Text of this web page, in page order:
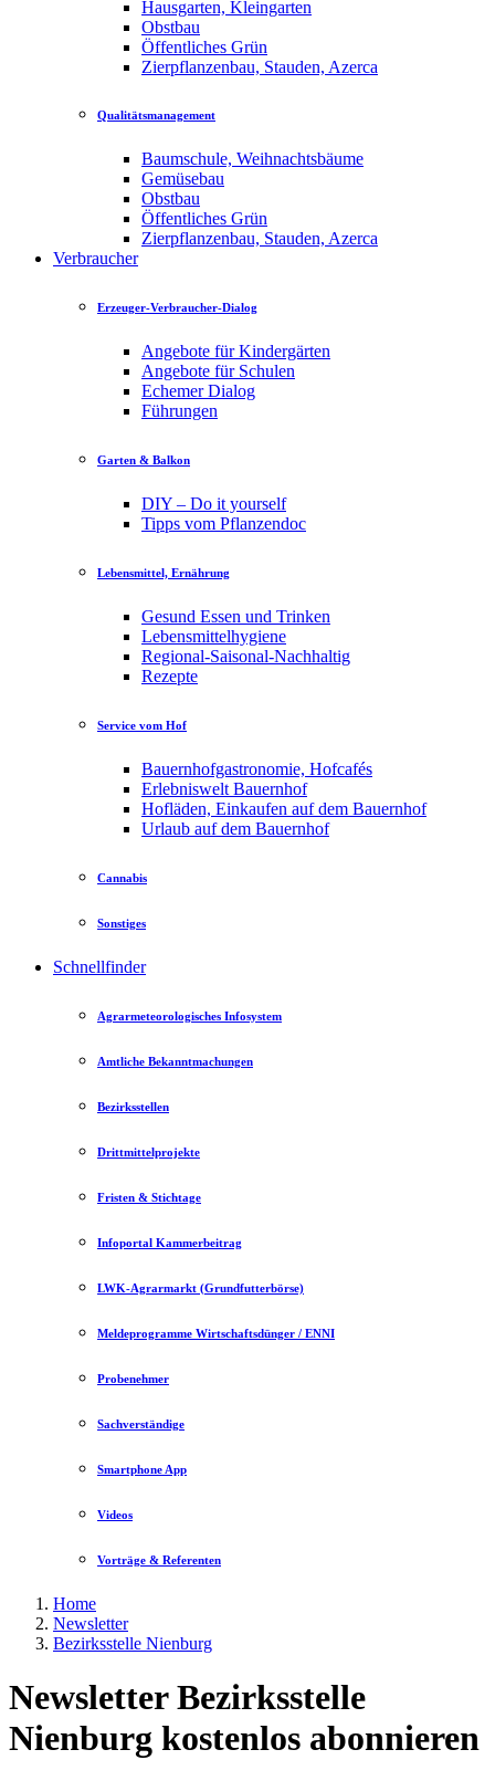
Hausgarten, Kleingarten
Obstbau
Öffentliches Grün
Zierpflanzenbau, Stauden, Azerca
Qualitätsmanagement
Baumschule, Weihnachtsbäume
Gemüsebau
Obstbau
Öffentliches Grün
Zierpflanzenbau, Stauden, Azerca
Verbraucher
Erzeuger-Verbraucher-Dialog
Angebote für Kindergärten
Angebote für Schulen
Echemer Dialog
Führungen
Garten & Balkon
DIY – Do it yourself
Tipps vom Pflanzendoc
Lebensmittel, Ernährung
Gesund Essen und Trinken
Lebensmittelhygiene
Regional-Saisonal-Nachhaltig
Rezepte
Service vom Hof
Bauernhofgastronomie, Hofcafés
Erlebniswelt Bauernhof
Hofläden, Einkaufen auf dem Bauernhof
Urlaub auf dem Bauernhof
Cannabis
Sonstiges
Schnellfinder
Agrarmeteorologisches Infosystem
Amtliche Bekanntmachungen
Bezirksstellen
Drittmittelprojekte
Fristen & Stichtage
Infoportal Kammerbeitrag
LWK-Agrarmarkt (Grundfutterbörse)
Meldeprogramme Wirtschaftsdünger / ENNI
Probenehmer
Sachverständige
Smartphone App
Videos
Vorträge & Referenten
Home
Newsletter
Bezirksstelle Nienburg
Newsletter Bezirksstelle
Nienburg kostenlos abonnieren